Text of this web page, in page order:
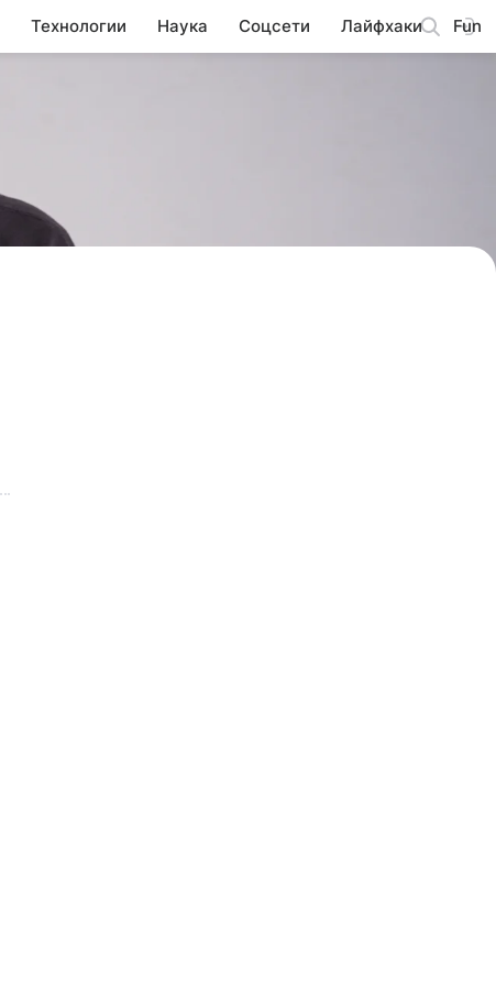
Технологии Наука Соцсети Лайфхаки Fun